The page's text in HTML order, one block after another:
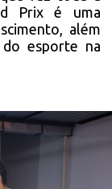
Prix é uma
além
esporte na